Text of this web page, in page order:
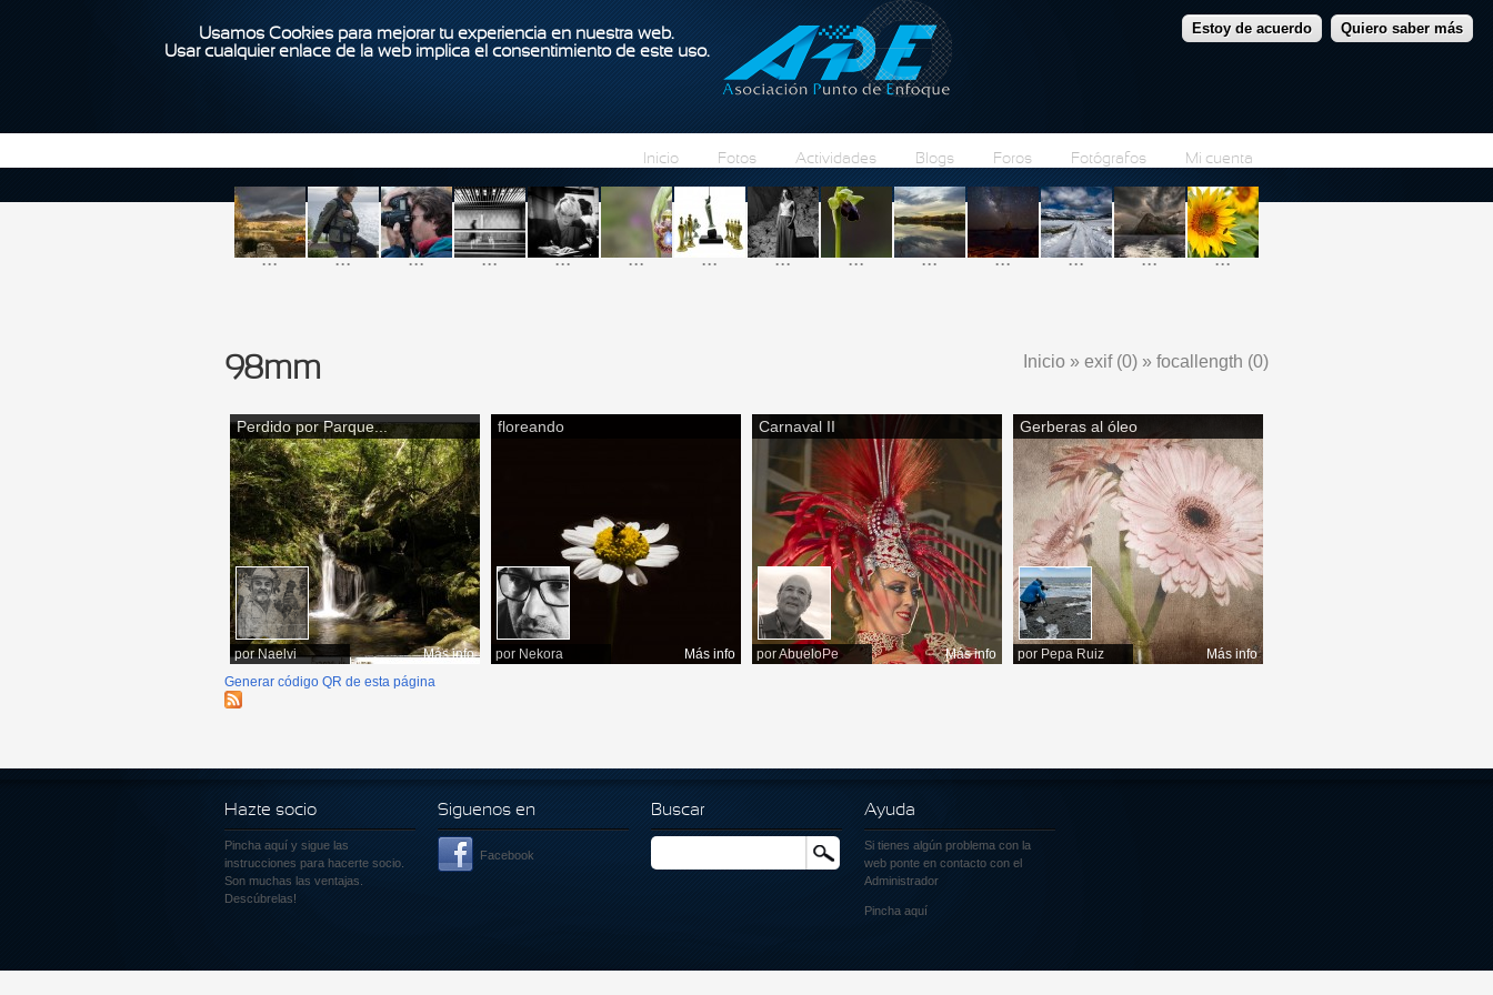
Usamos Cookies para mejorar tu experiencia en nuestra web.
Usar cualquier enlace de la web implica el consentimiento de este uso.
Estoy de acuerdo Quiero saber más
Pasar al contenido principal
Inicio Fotos Actividades Blogs Foros Fotógrafos Mi cuenta
... ... ... ... ... ... ... ... ... ... ... ... ... ...
Inicio » exif (0) » focallength (0)
98mm
Perdido por Parque...
porNaelvi Más info
floreando
por Nekora Más info
Carnaval II
porAbueloPe Más info
Gerberas al óleo
por Pepa Ruiz
Más info
Generar código QR de esta página
Hazte socio
Pincha aquí y sigue las
instrucciones para hacerte socio.
Son muchas las ventajas.
Descúbrelas!
Siguenos en
Facebook
Buscar
Buscar
Ayuda
Si tienes algún problema con la
web ponte en contacto con el
Administrador
Pincha aquí